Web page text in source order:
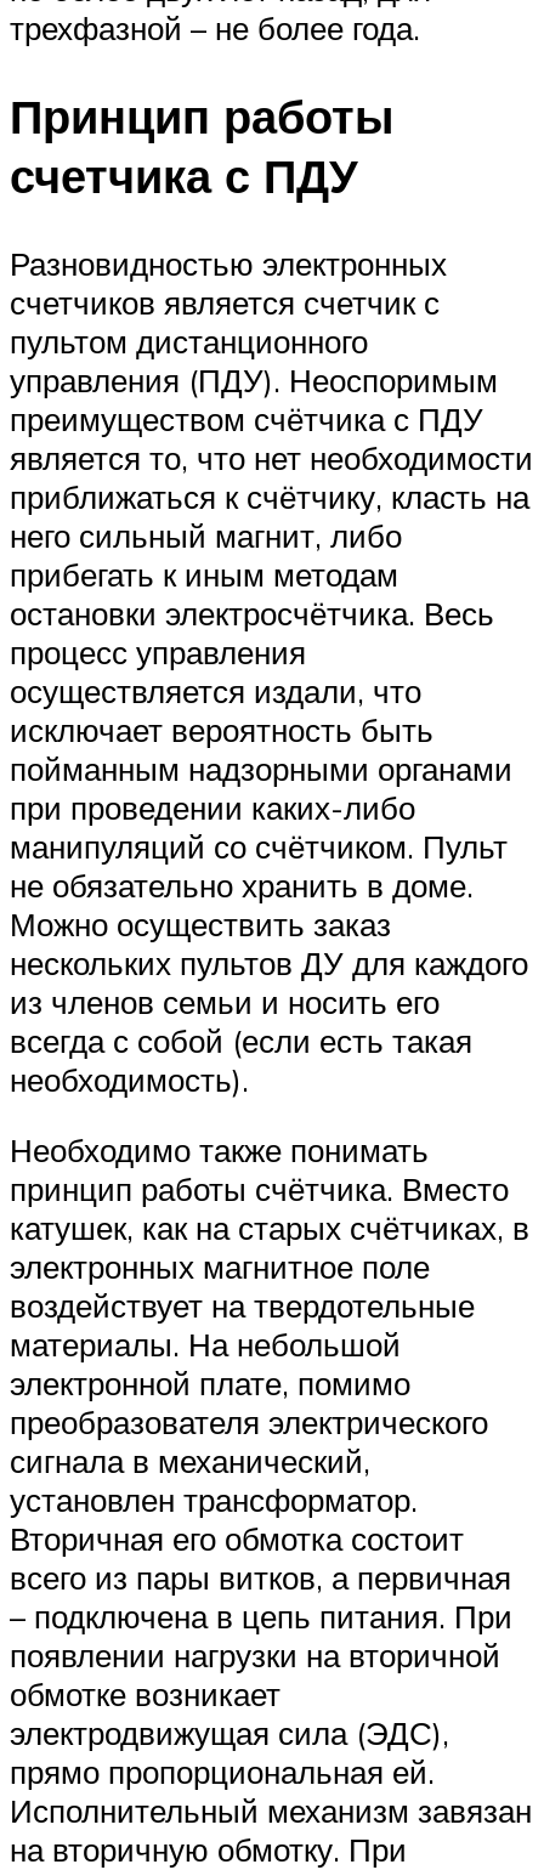
трехфазной – не более года.
Принцип работы
счетчика с ПДУ
Разновидностью электронных
счетчиков является счетчик с
пультом дистанционного
управления (ПДУ). Неоспоримым
преимуществом счётчика с ПДУ
является то, что нет необходимости
приближаться к счётчику, класть на
него сильный магнит, либо
прибегать к иным методам
остановки электросчётчика. Весь
процесс управления
осуществляется издали, что
исключает вероятность быть
пойманным надзорными органами
при проведении каких-либо
манипуляций со счётчиком. Пульт
не обязательно хранить в доме.
Можно осуществить заказ
нескольких пультов ДУ для каждого
из членов семьи и носить его
всегда с собой (если есть такая
необходимость).
Необходимо также понимать
принцип работы счётчика. Вместо
катушек, как на старых счётчиках, в
электронных магнитное поле
воздействует на твердотельные
материалы. На небольшой
электронной плате, помимо
преобразователя электрического
сигнала в механический,
установлен трансформатор.
Вторичная его обмотка состоит
всего из пары витков, а первичная
– подключена в цепь питания. При
появлении нагрузки на вторичной
обмотке возникает
электродвижущая сила (ЭДС),
прямо пропорциональная ей.
Исполнительный механизм завязан
на вторичную обмотку. При